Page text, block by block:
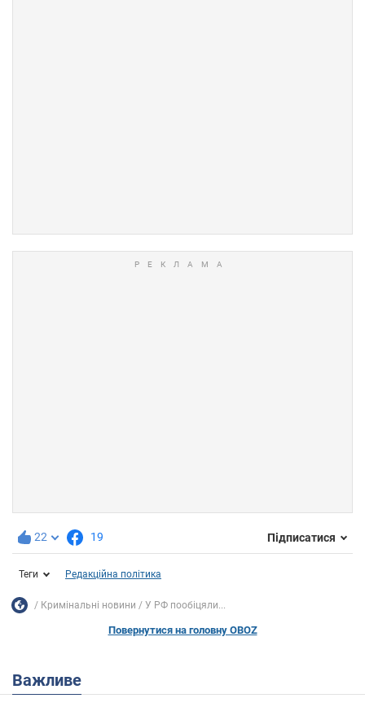
22 19 Підписатися
Теги Редакційна політика
Кримінальні новини У РФ пообіцяли...
Повернутися на головну OBOZ
Важливе